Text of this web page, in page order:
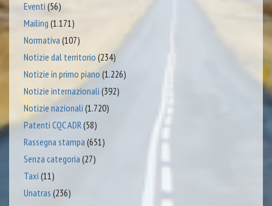
Eventi (56)
Mailing (1.171)
Normativa (107)
Notizie dal territorio (234)
Notizie in primo piano (1.226)
Notizie internazionali (392)
Notizie nazionali (1.720)
Patenti CQC ADR (58)
Rassegna stampa (651)
Senza categoria (27)
Taxi (11)
Unatras (236)